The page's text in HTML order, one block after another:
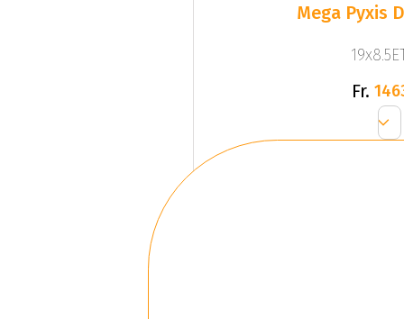
Mega Pyxis
Fr.